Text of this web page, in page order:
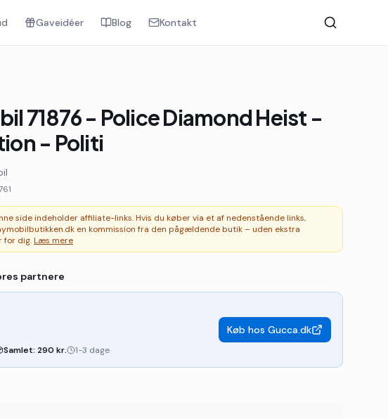
Gaveidéer Blog Kontakt
71876 - Police Diamond Heist -
- Politi
side indeholder affiliate-links. Hvis du køber via et af nedenstående links,
en kommission fra den pågældende butik – uden ekstra
for dig.Læs mere
partnere
Samlet: 290 kr. 1-3 dage
Køb hos Gucca.dk